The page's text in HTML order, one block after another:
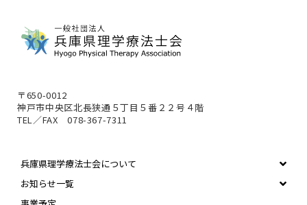
〒650-0012
神戸市中央区北長狭通５丁目５番２２号４階
TEL／FAX 078-367-7311
兵庫県理学療法士会について
お知らせ一覧